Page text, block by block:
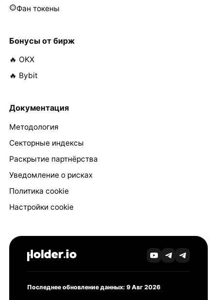
Фан токены
Бонусы от бирж
🔥 OKX
🔥 Bybit
Документация
Методология
Секторные индексы
Раскрытие партнёрства
Уведомление о рисках
Политика cookie
Настройки cookie
Последнее обновление данных: 9 Авг 2026